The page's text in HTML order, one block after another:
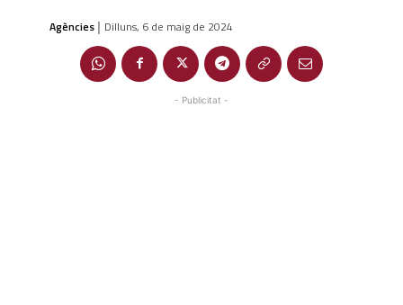
Agències | Dilluns, 6 de maig de 2024
- Publicitat -